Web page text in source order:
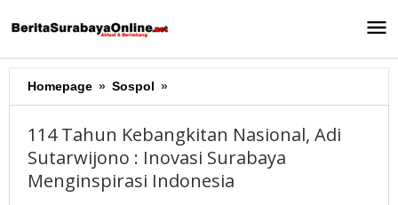
ke
Homepage » Sospol »
Tahun
Nasional,
Adi
Sutarwijono
114 Tahun Kebangkitan Nasional, Adi
Sutarwijono : Inovasi Surabaya
Menginspirasi Indonesia